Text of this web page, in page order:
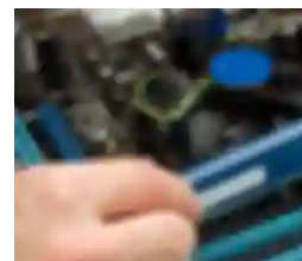
Info.BIZ za ICTbusiness Media –
obuhvat je definiran prema
Upravo zato ovaj poredak
pozicije znanja, specijalizacije,
poslovnih modela, ali i kao
prosječna neto plaća kod
rezultat vrlo specifične
strukture.